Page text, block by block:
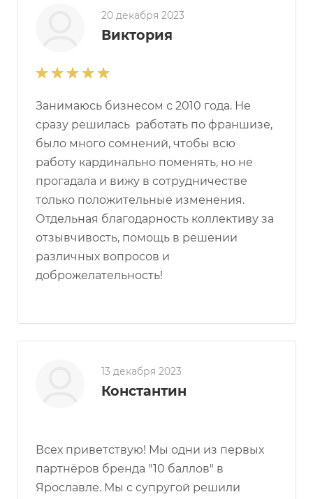
20 декабря 2023
Виктория
Занимаюсь бизнесом с 2010 года. Не
сразу решилась работать по франшизе,
было много сомнений, чтобы всю
работу кардинально поменять, но не
прогадала и вижу в сотрудничестве
только положительные изменения.
Отдельная благодарность коллективу за
отзывчивость, помощь в решении
различных вопросов и
доброжелательность!
13 декабря 2023
Константин
Всех приветствую! Мы одни из первых
партнёров бренда "10 баллов" в
Ярославле. Мы с супругой решили